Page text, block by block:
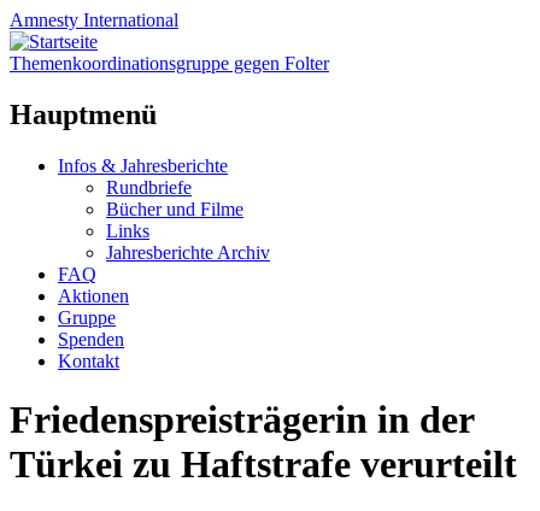
Amnesty International
Themenkoordinationsgruppe gegen Folter
Hauptmenü
Zum
Infos & Jahresberichte
Rundbriefe
Bücher und Filme
Links
Jahresberichte Archiv
FAQ
Aktionen
Gruppe
Spenden
Kontakt
Friedenspreisträgerin in der
Türkei zu Haftstrafe verurteilt